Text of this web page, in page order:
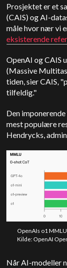
Prosjektet er et
(CAIS) og AI-
måle hvor nær vi
eksisterende
OpenAI og CAIS
(Massive
tiden, sier CAIS,
tilfeldig."
Den
mest populære
Hendrycks,
OpenAIs o1
Kilde: OpenAI
Når AI-modeller